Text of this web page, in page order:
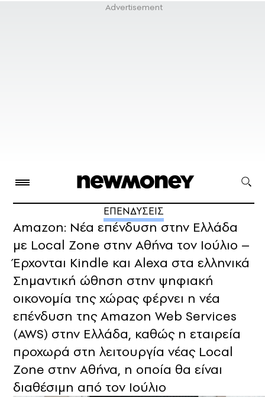
ΕΠΕΝΔΥΣΕΙΣ
Amazon: Νέα επένδυση στην Ελλάδα
με Local Zone στην Αθήνα τον Ιούλιο –
Έρχονται Kindle και Alexa στα ελληνικά
Σημαντική ώθηση στην ψηφιακή
οικονομία της χώρας φέρνει η νέα
επένδυση της Amazon Web Services
(AWS) στην Ελλάδα, καθώς η εταιρεία
προχωρά στη λειτουργία νέας Local
Zone στην Αθήνα, η οποία θα είναι
διαθέσιμη από τον Ιούλιο